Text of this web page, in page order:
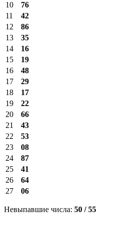
10
76
11
42
12
86
13
35
14
16
15
19
16
48
17
29
18
17
19
22
20
66
21
43
22
53
23
08
24
87
25
41
26
64
27
06
Невыпавшие числа: 50 / 55